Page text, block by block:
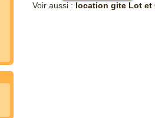
Voir aussi : location gite Lot et